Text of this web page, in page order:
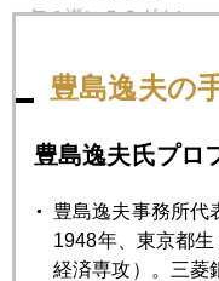
年の瀬にＰＣダウン
2011年12月26日
2011年12月22日
ECB大盤振る舞いを
豊島逸夫の
豊島逸夫氏プロ
豊島逸夫事務所代
1948年、東京都
経済専攻）。三菱